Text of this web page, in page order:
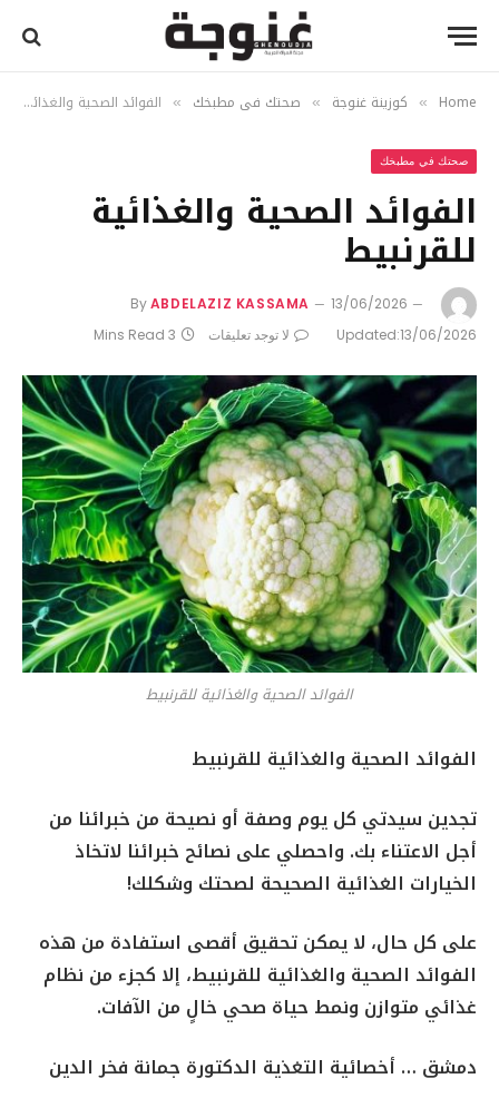
Home
» كوزينة غنوجة » صحتك في مطبخك » الفوائد الصحية والغذائية للقرنبيط
صحتك في مطبخك
الفوائد الصحية والغذائية
للقرنبيط
ByABDELAZIZ KASSAMA
13/06/2026
Updated:13/06/2026 لا توجد تعليقات 3 Mins Read
الفوائد الصحية والغذائية للقرنبيط
الفوائد الصحية والغذائية للقرنبيط
تجدين سيدتي كل يوم وصفة أو نصيحة من خبرائنا من
أجل الاعتناء بك. واحصلي على نصائح خبرائنا لاتخاذ
الخيارات الغذائية الصحيحة لصحتك وشكلك!
على كل حال، لا يمكن تحقيق أقصى استفادة من هذه
الفوائد الصحية والغذائية للقرنبيط، إلا كجزء من نظام
غذائي متوازن ونمط حياة صحي خالٍ من الآفات.
دمشق … أخصائية التغذية الدكتورة جمانة فخر الدين